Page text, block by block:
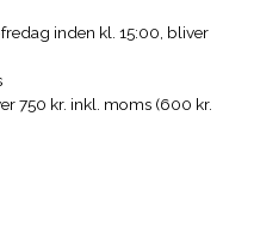
inden kl. 15:00, bliver
750 kr. inkl. moms (600 kr.